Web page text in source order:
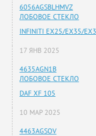
6056AGSBLHMVZ
ЛОБОВОЕ СТЕКЛО
INFINITI EX25/EX35/
17 ЯНВ 2025
4635AGN1B
ЛОБОВОЕ СТЕКЛО
DAF XF 105
10 МАР 2025
4463AGSOV